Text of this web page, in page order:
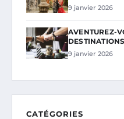
9 janvier 2026
AVENTUREZ-
9 janvier 2026
CATÉGORIES